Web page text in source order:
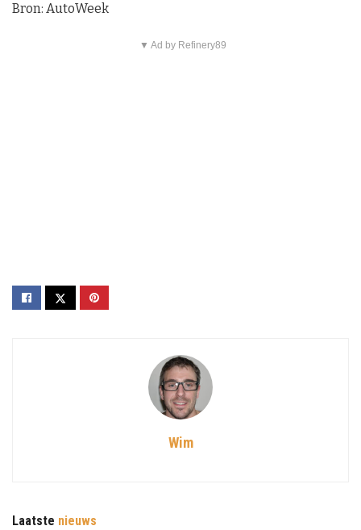
Bron: AutoWeek
▼ Ad by Refinery89
Wim
Laatste nieuws